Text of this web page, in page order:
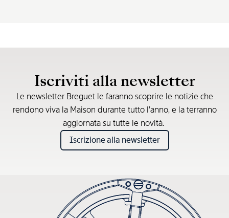
Iscriviti alla newsletter
Le newsletter Breguet le faranno scoprire le notizie che
rendono viva la Maison durante tutto l’anno, e la terranno
aggiornata su tutte le novità.
Iscrizione alla newsletter